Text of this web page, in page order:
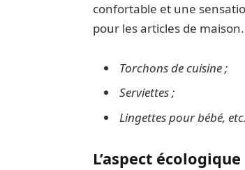
confortable et une
pour les articles de maison.
Torchons de cuisine ;
Serviettes ;
Lingettes pour bébé, etc.
L’aspect